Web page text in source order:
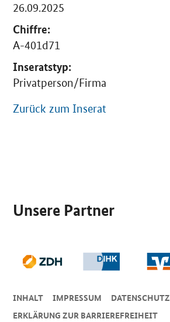
26.09.2025
Chiffre:
A-401d71
Inseratstyp:
Privatperson/Firma
Zurück zum Inserat
Unsere Partner
INHALT IMPRESSUM
DA­TEN­SCHUTZ
ERKLÄRUNG ZUR BARRIEREFREIHEIT